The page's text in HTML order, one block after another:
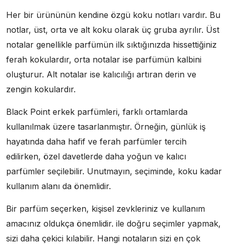
Her bir ürününün kendine özgü koku notları vardır. Bu
notlar, üst, orta ve alt koku olarak üç gruba ayrılır. Üst
notalar genellikle parfümün ilk sıktığınızda hissettiğiniz
ferah kokulardır, orta notalar ise parfümün kalbini
oluşturur. Alt notalar ise kalıcılığı artıran derin ve
zengin kokulardır.
Black Point erkek parfümleri, farklı ortamlarda
kullanılmak üzere tasarlanmıştır. Örneğin, günlük iş
hayatında daha hafif ve ferah parfümler tercih
edilirken, özel davetlerde daha yoğun ve kalıcı
parfümler seçilebilir. Unutmayın, seçiminde, koku kadar
kullanım alanı da önemlidir.
Bir parfüm seçerken, kişisel zevkleriniz ve kullanım
amacınız oldukça önemlidir. ile doğru seçimler yapmak,
sizi daha çekici kılabilir. Hangi notaların sizi en çok